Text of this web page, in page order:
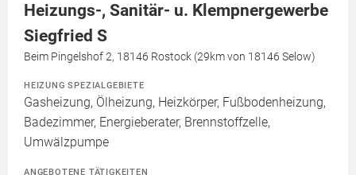
Heizungs-, Sanitär- u. Klempnergewerbe
Siegfried S
Beim Pingelshof 2, 18146 Rostock (29km von 18146 Selow)
HEIZUNG SPEZIALGEBIETE
Gasheizung, Ölheizung, Heizkörper, Fußbodenheizung,
Badezimmer, Energieberater, Brennstoffzelle,
Umwälzpumpe
ANGEBOTENE TÄTIGKEITEN